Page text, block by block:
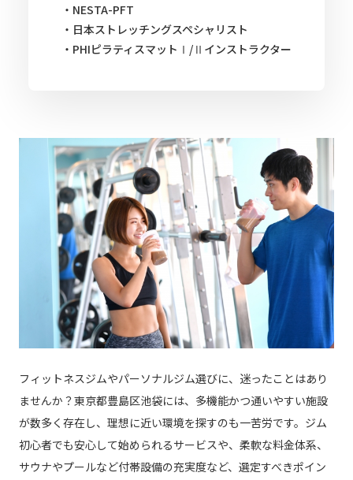
・NESTA-PFT
・日本ストレッチングスペシャリスト
・PHIピラティスマットⅠ/Ⅱインストラクター
フィットネスジムやパーソナルジム選びに、迷ったことはあり
ませんか？東京都豊島区池袋には、多機能かつ通いやすい施設
が数多く存在し、理想に近い環境を探すのも一苦労です。ジム
初心者でも安心して始められるサービスや、柔軟な料金体系、
サウナやプールなど付帯設備の充実度など、選定すべきポイン